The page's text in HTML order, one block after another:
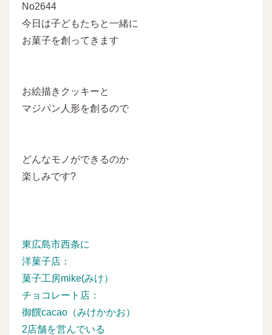
No2644
今日は子どもたちと一緒に
お菓子を創ってきます
お絵描きクッキーと
マジパン人形を創るので
どんなモノができるのか
楽しみです?
東広島市西条に
洋菓子店：
菓子工房mike(みけ）
チョコレート店：
御饌cacao（みけかかお）
2店舗を営んでいる